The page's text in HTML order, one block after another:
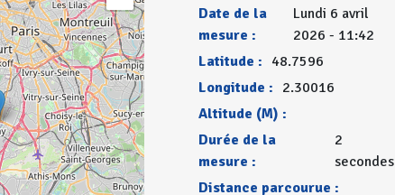
Date de la
mesure :
Lundi 6 avril
2026 - 11:42
Latitude : 48.7596
Longitude : 2.30016
Altitude (M) :
Durée de la
mesure :
2
secondes
Distance parcourue :